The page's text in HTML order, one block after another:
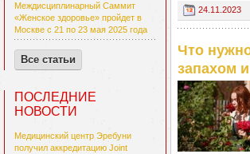
Междисциплинарный Саммит
«Женское здоровье» пройдет в
Москве с 21 по 23 мая 2025 года
Все статьи
ПОСЛЕДНИЕ
НОВОСТИ
Медицинский центр Эребуни
получил аккредитацию Joint
24.11.2023
Что
запахом